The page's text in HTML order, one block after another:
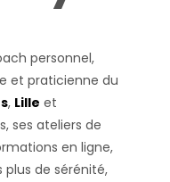
personnel,
et praticienne du
, Lille et
ses ateliers de
en ligne,
de sérénité,